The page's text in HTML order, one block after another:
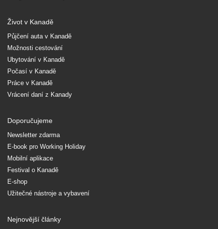
Život v Kanadě
Půjčení auta v Kanadě
Možnosti cestování
Ubytování v Kanadě
Počasí v Kanadě
Práce v Kanadě
Vrácení daní z Kanady
Doporučujeme
Newsletter zdarma
E-book pro Working Holiday
Mobilní aplikace
Festival o Kanadě
E-shop
Užitečné nástroje a vybavení
Nejnovější články